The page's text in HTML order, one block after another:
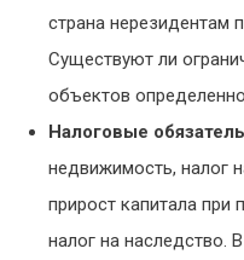
страна нерезидентам
Существуют ли
объектов
Налоговые
недвижимость, налог
прирост капитала
налог на наследство.